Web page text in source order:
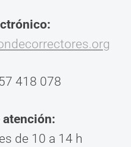
418 078
de 10 a 14 h